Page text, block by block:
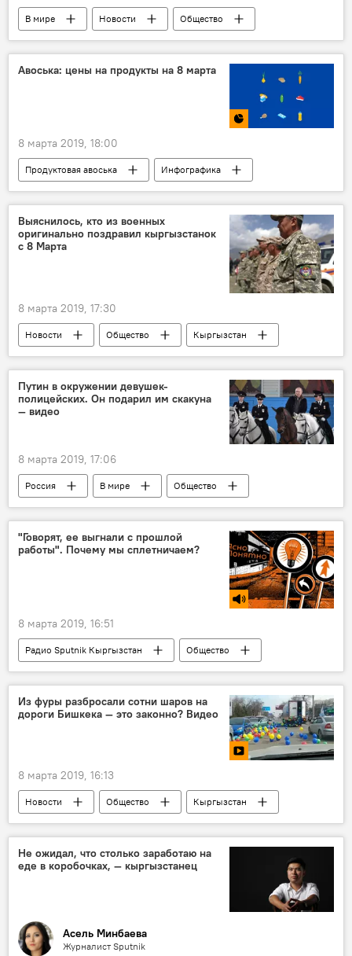
В мире Новости
Общество
США
Гульнара Каримова
взятка
Пресс-дайджест
Авоська: цены на продукты на 8 марта
8 марта 2019, 18:00
Продуктовая авоська
Инфографика
Мультимедиа
Кыргызстан
Общество
Новости
продукты
магазин
рынок
Каракол
Выяснилось, кто из военных
оригинально поздравил кыргызстанок
с 8 Марта
8 марта 2019, 17:30
Новости Общество Кыргызстан
Путин в окружении девушек-
полицейских. Он подарил им скакуна
— видео
8 марта 2019, 17:06
Россия В мире
Общество
Новости
Владимир Путин лошадь
"Говорят, ее выгнали с прошлой
работы". Почему мы сплетничаем?
8 марта 2019, 16:51
Радио Sputnik Кыргызстан
Общество
сплетни
слухи
работа
психолог
Подкасты РИА Новости
Из фуры разбросали сотни шаров на
дороги Бишкека — это законно? Видео
8 марта 2019, 16:13
Новости Общество
Кыргызстан
видео
Мультимедиа
Бишкек
Главное управление по обеспечению безопасности дорожного движения (ГУОБДД)
МВД
воздушный шар
Не ожидал, что столько заработаю на
еде в коробочках, — кыргызстанец
Асель Минбаева
Журналист Sputnik